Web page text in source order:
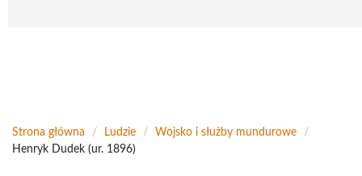
Strona główna / Ludzie / Wojsko i służby mundurowe
/
Henryk Dudek (ur. 1896)